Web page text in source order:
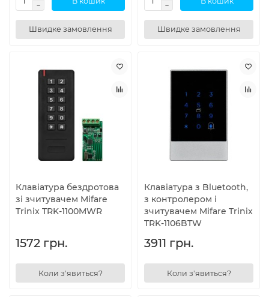
Швидке замовлення Швидке замовлення
Клавіатура бездротова
зі зчитувачем Mifare
Trinix TRK-1100MWR
1572 грн.
Коли з'явиться?
Клавіатура з Bluetooth,
з контролером і
зчитувачем Mifare Trinix
TRK-1106BTW
3911 грн.
Коли з'явиться?